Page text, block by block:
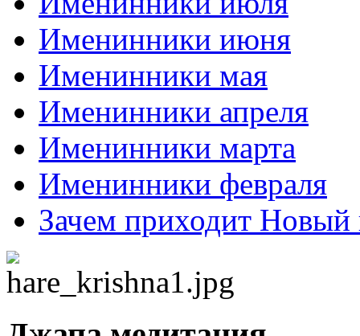
Именинники июня
Именинники мая
Именинники апреля
Именинники марта
Именинники февраля
Зачем приходит Новый